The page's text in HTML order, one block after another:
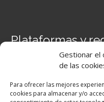
Gestionar el
de las
Para ofrecer las mejores
cookies para almacenar y/o
Plataformas y
Secretaría Virtual